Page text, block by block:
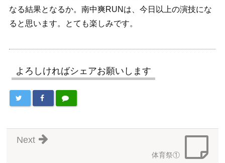
なる結果となるか。南中爽RUNは、今日以上の演技にな
ると思います。とても楽しみです。
よろしければシェアお願いします
体育祭①
Next